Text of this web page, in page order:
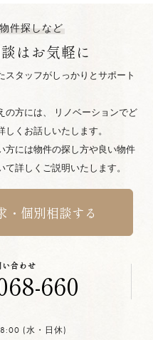
件探しなど
はお気軽に
タッフがしっかりとサポート
の方には、 リノベーションでど
くお話しいたします。
方には物件の探し方や良い物件
詳しくご説明いたします。
・個別相談する
合わせ
660
(水・日休)